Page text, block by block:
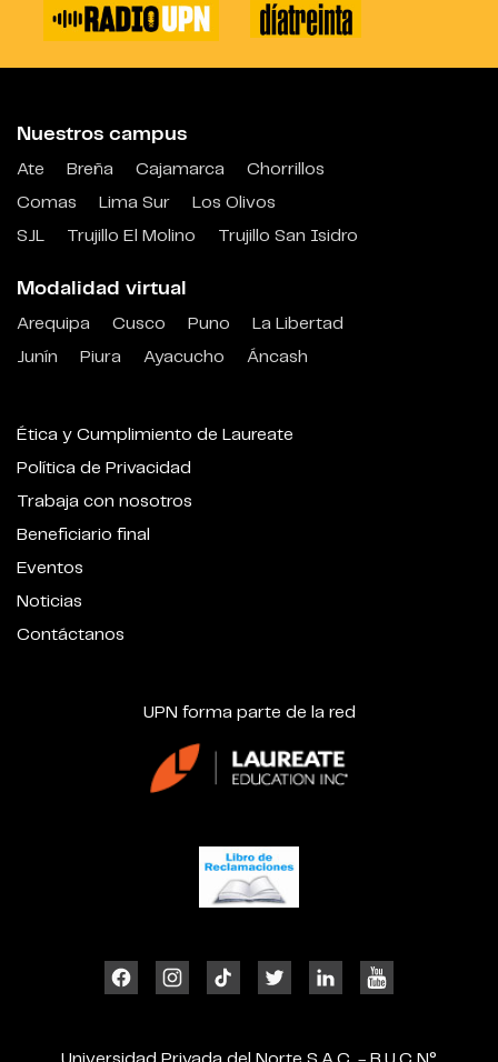
Nuestros campus
Ate Breña Cajamarca
Chorrillos
Comas
Lima Sur
Los Olivos
SJL
Trujillo El Molino Trujillo San Isidro
Modalidad virtual
Arequipa Cusco Puno
La Libertad
Junín
Piura Ayacucho Áncash
Ética y Cumplimiento de Laureate
Política de Privacidad
Trabaja con nosotros
Beneficiario final
Eventos
Noticias
Contáctanos
UPN forma parte de la red